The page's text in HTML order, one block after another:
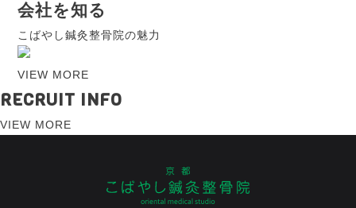
会社を知る
こばやし鍼灸整骨院の魅力
VIEW MORE
RECRUIT INFO
VIEW MORE